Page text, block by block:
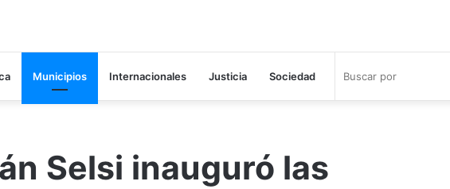
Municipios Internacionales Justicia Sociedad
Selsi inauguró las